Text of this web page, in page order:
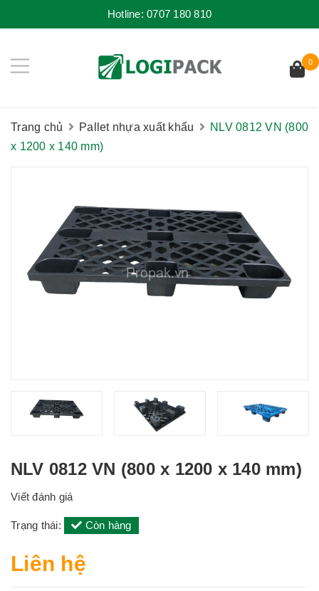
Hotline:0707 180 810
0
Trang chủ Pallet nhựa xuất khẩu
NLV 0812 VN (800
x 1200 x 140 mm)
NLV 0812 VN (800 x 1200 x 140 mm)
Viết đánh giá
Trạng thái: Còn hàng
Liên hệ